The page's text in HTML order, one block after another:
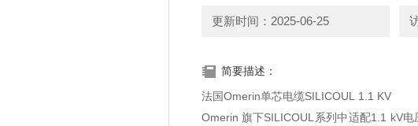
更新时间：2025-06-25
简要描述：
法国Omerin单芯电缆SILICOUL 1.1 KV
Omerin 旗下SILICOUL系列中适配1.1 kV